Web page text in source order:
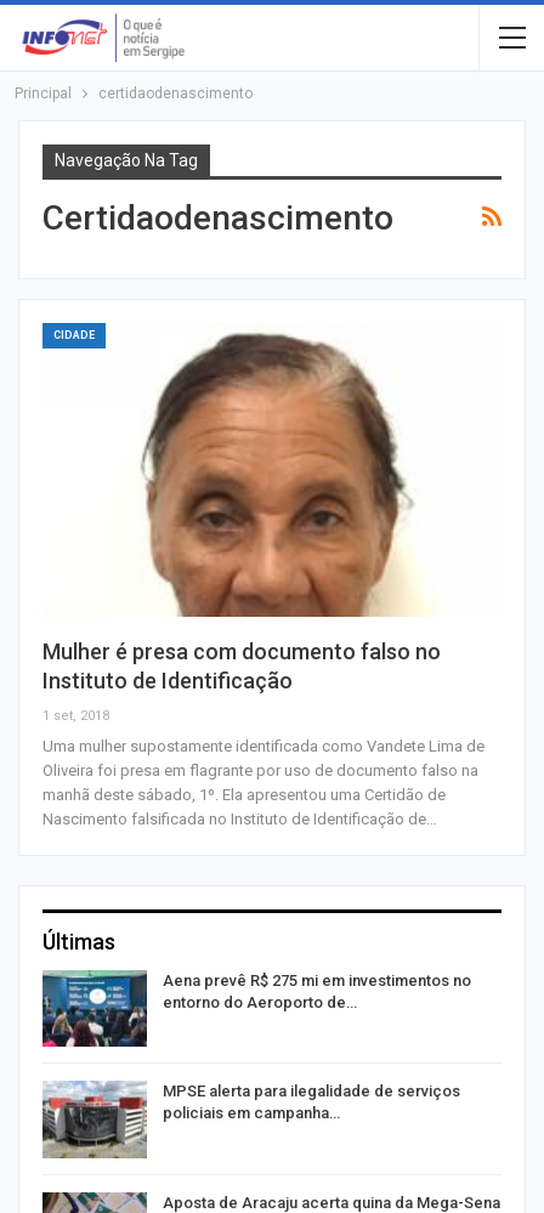
Principal certidaodenascimento
Navegação Na Tag
Certidaodenascimento
CIDADE
Mulher é presa com documento falso no
Instituto de Identificação
1 set, 2018
Uma mulher supostamente identificada como Vandete Lima de
Oliveira foi presa em flagrante por uso de documento falso na
manhã deste sábado, 1º. Ela apresentou uma Certidão de
Nascimento falsificada no Instituto de Identificação de…
Últimas
Aena prevê R$ 275 mi em investimentos no
entorno do Aeroporto de…
MPSE alerta para ilegalidade de serviços
policiais em campanha…
Aposta de Aracaju acerta quina da Mega-Sena